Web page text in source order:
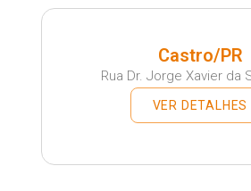
Castro/PR
Rua Dr. Jorge Xavier da
VER DETALHES